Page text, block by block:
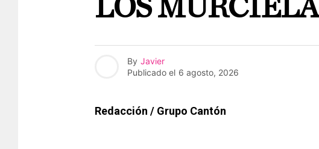
LOS
By Javier
Publicado el 6 agosto, 2026
Redacción / Grupo Cantón